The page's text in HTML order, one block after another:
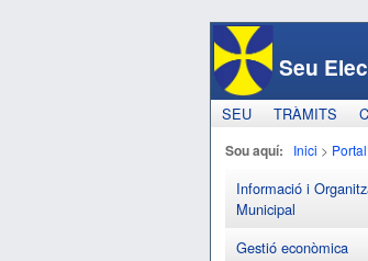
Seu
SEU
TRÀMITS
Sou aquí: Inici >
Informació i
Municipal
Gestió econòmica